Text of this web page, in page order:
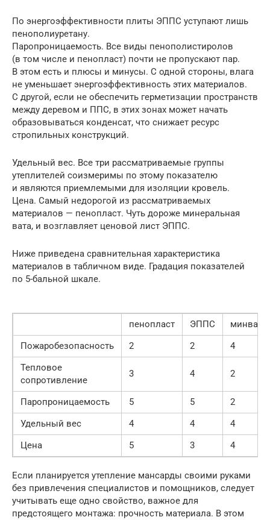
По энергоэффективности плиты ЭППС уступают лишь
пенополиуретану.
Паропроницаемость. Все виды пенополистиролов
(в том числе и пенопласт) почти не пропускают пар.
В этом есть и плюсы и минусы. С одной стороны, влага
не уменьшает энергоэффективность этих материалов.
С другой, если не обеспечить герметизации пространств
между деревом и ППС, в этих зонах может начать
образовываться конденсат, что снижает ресурс
стропильных конструкций.
Удельный вес. Все три рассматриваемые группы
утеплителей соизмеримы по этому показателю
и являются приемлемыми для изоляции кровель.
Цена. Самый недорогой из рассматриваемых
материалов — пенопласт. Чуть дороже минеральная
вата, и возглавляет ценовой лист ЭППС.
Ниже приведена сравнительная характеристика
материалов в табличном виде. Градация показателей
по 5-бальной шкале.
пенопласт ЭППС
минвата
Пожаробезопасность
2 2
4
Тепловое
сопротивление
3 4 2
Паропроницаемость 5 5
2
Удельный вес
4 4
4
Цена
5 3 4
Если планируется утепление мансарды своими руками
без привлечения специалистов и помощников, следует
учитывать еще одно свойство, важное для
предстоящего монтажа: прочность материала. В этом